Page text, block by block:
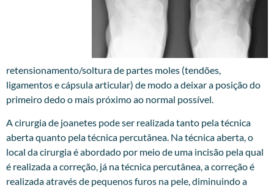
retensionamento/soltura de partes moles (tendões,
ligamentos e cápsula articular) de modo a deixar a posição do
primeiro dedo o mais próximo ao normal possível.
A cirurgia de joanetes pode ser realizada tanto pela técnica
aberta quanto pela técnica percutânea. Na técnica aberta, o
local da cirurgia é abordado por meio de uma incisão pela qual
é realizada a correção, já na técnica percutânea, a correção é
realizada através de pequenos furos na pele, diminuindo a